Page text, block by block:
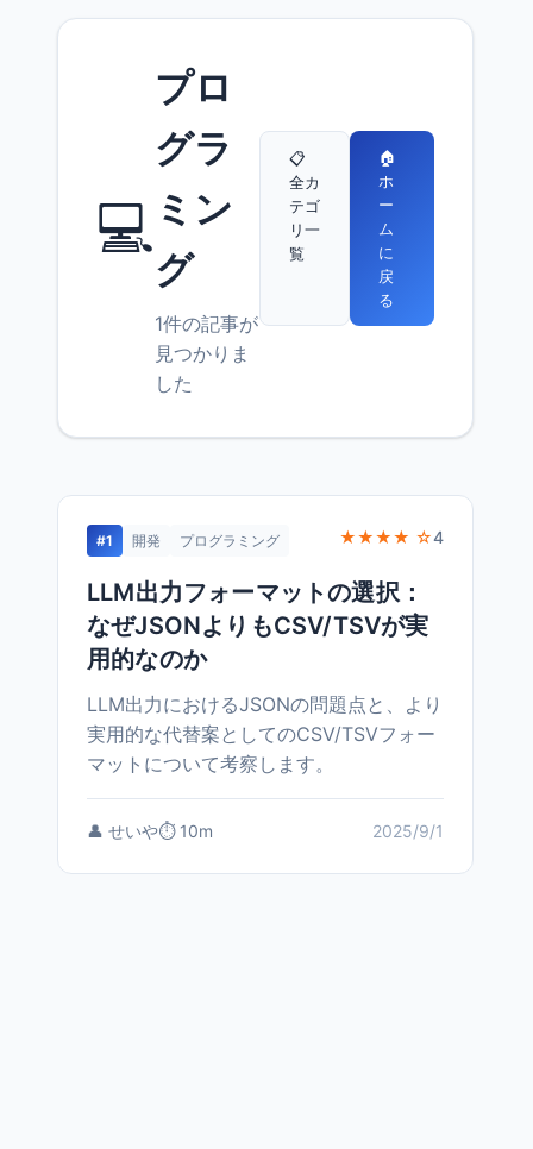
💻
プロ
グラ
ミン
グ
1件の記事が
見つかりま
した
📋
全カ
テゴ
リ一
覧
🏠
ホ
ー
ム
に
戻
る
#1 開発 プログラミング ★★★★ ☆4
LLM出力フォーマットの選択：
なぜJSONよりもCSV/TSVが実
用的なのか
LLM出力におけるJSONの問題点と、より
実用的な代替案としてのCSV/TSVフォー
マットについて考察します。
👤 せいや⏱️ 10m 2025/9/1